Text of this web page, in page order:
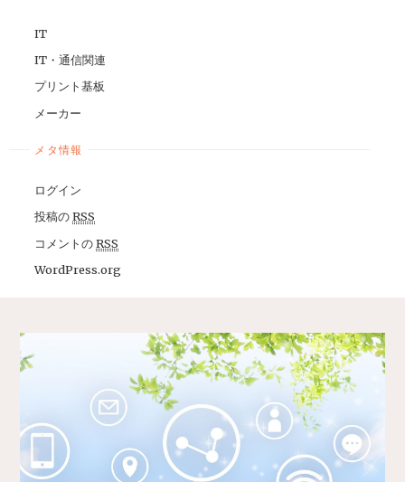
IT
IT・通信関連
プリント基板
メーカー
メタ情報
ログイン
投稿のRSS
コメントのRSS
WordPress.org